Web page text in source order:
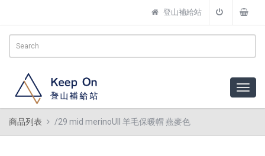
登山補給站
商品列表 /29 mid merinoUll 羊毛保暖帽 燕麥色